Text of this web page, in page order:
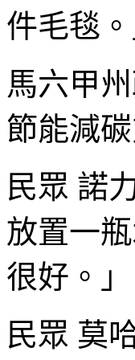
件毛毯。
馬六甲
節能減
民眾 諾
放置一
很好。」
民眾 莫